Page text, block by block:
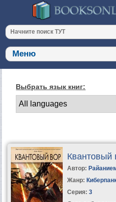
Выбрать язык книг:
Квантовый
Автор:
Жанр:
Серия: 3